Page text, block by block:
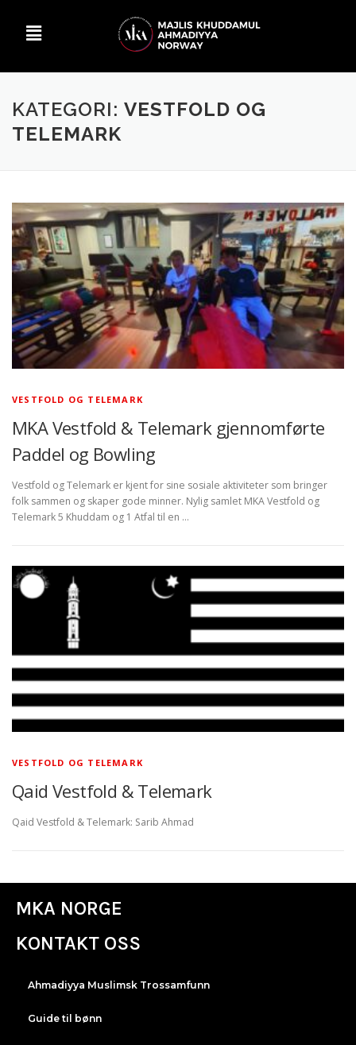
KATEGORI: VESTFOLD OG
TELEMARK
VESTFOLD OG TELEMARK
MKA Vestfold & Telemark gjennomførte
Paddel og Bowling
Vestfold og Telemark er kjent for sine sosiale aktiviteter som bringer
folk sammen og skaper gode minner. Nylig samlet MKA Vestfold og
Telemark 5 Khuddam og 1 Atfal til en …
VESTFOLD OG TELEMARK
Qaid Vestfold & Telemark
Qaid Vestfold & Telemark: Sarib Ahmad
MKA NORGE
KONTAKT OSS
Ahmadiyya Muslimsk Trossamfunn
Guide til bønn